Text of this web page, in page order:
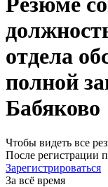
отдела
полной
Бабяково
Чтобы видеть все
После регистрации
Зарегистрироваться
За всё время